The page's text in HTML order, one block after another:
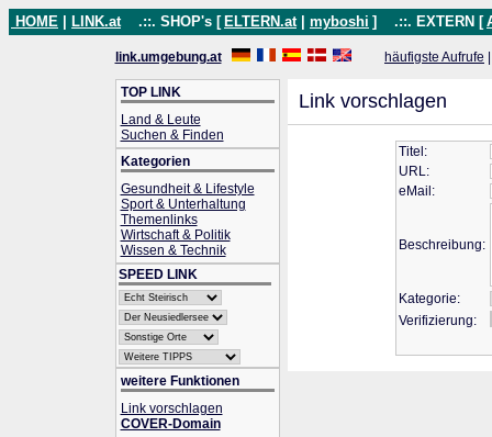
HOME LINK.at .::. SHOP's [ ELTERN.at myboshi ] .::. EXTERN [
link.umgebung.at häufigste Aufrufe
TOP LINK
Land & Leute
Suchen & Finden
Kategorien
Gesundheit & Lifestyle
Sport & Unterhaltung
Themenlinks
Wirtschaft & Politik
Wissen & Technik
SPEED LINK
weitere Funktionen
Link vorschlagen
COVER-Domain
Link vorschlagen
Titel:
URL:
eMail:
Beschreibung:
Kategorie:
Verifizierung: